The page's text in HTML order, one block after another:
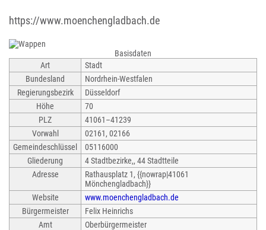
https://www.moenchengladbach.de
Basisdaten
Art
Stadt
Bundesland
Nordrhein-Westfalen
Regierungsbezirk
Düsseldorf
Höhe
70
PLZ
41061–41239
Vorwahl
02161, 02166
Gemeindeschlüssel
05116000
Gliederung
4 Stadtbezirke,, 44 Stadtteile
Adresse
Rathausplatz 1, {{nowrap|41061
Mönchengladbach}}
Website
www.moenchengladbach.de
Bürgermeister
Felix Heinrichs
Amt
Oberbürgermeister